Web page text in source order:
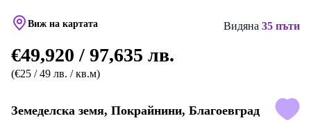
Виж на картата Видяна 35 пъти
€49,920 / 97,635 лв.
(€25 / 49 лв. / кв.м)
Земеделска земя, Покрайнини, Благоевград